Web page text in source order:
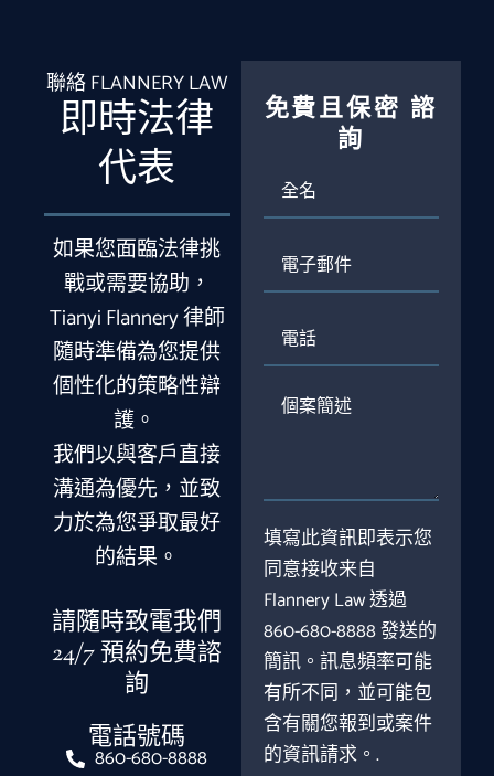
聯絡 FLANNERY LAW
即時法律
代表
如果您面臨法律挑
戰或需要協助，
Tianyi Flannery 律師
隨時準備為您提供
個性化的策略性辯
護。
我們以與客戶直接
溝通為優先，並致
力於為您爭取最好
的結果。
請隨時致電我們
24/7 預約免費諮
詢
電話號碼
860-680-8888
免費且保密 諮
詢
郵
填寫此資訊即表示您
同意接收来自
Flannery Law 透過
860-680-8888 發送的
簡訊。訊息頻率可能
有所不同，並可能包
含有關您報到或案件
的資訊請求。.